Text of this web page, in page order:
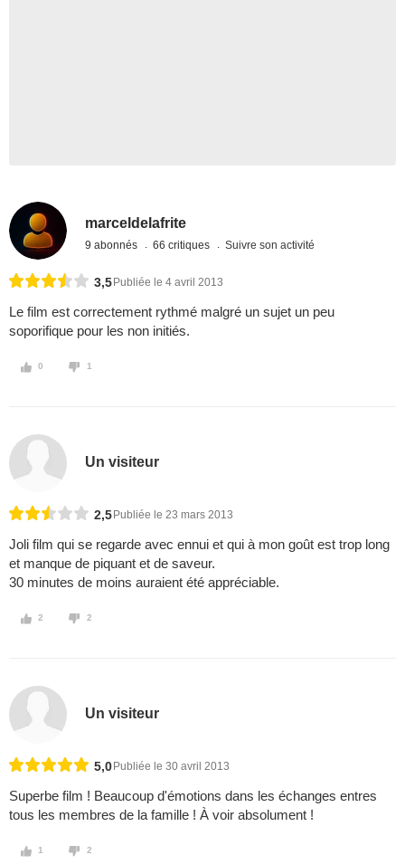
marceldelafrite
9 abonnés 66 critiques Suivre son activité
3,5 Publiée le 4 avril 2013
Le film est correctement rythmé malgré un sujet un peu
soporifique pour les non initiés.
0 1
Un visiteur
2,5 Publiée le 23 mars 2013
Joli film qui se regarde avec ennui et qui à mon goût est trop long
et manque de piquant et de saveur.
30 minutes de moins auraient été appréciable.
2 2
Un visiteur
5,0 Publiée le 30 avril 2013
Superbe film ! Beaucoup d'émotions dans les échanges entres
tous les membres de la famille ! À voir absolument !
1 2